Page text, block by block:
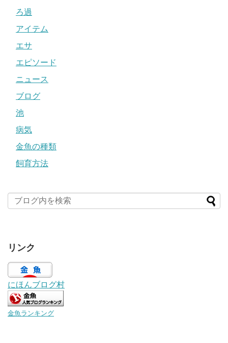
ろ過
アイテム
エサ
エピソード
ニュース
ブログ
池
病気
金魚の種類
飼育方法
リンク
にほんブログ村
金魚ランキング